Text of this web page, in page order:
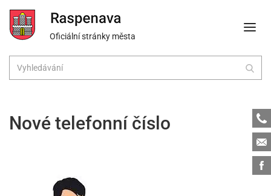
Oficiální stránky města
Nové telefonní číslo